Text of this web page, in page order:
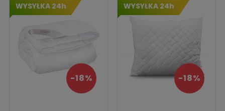
WYSYŁKA 24h
-18%
WYSYŁKA 24h
-18%